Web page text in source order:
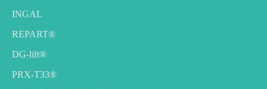
INGAL
REPART®
DG-lift®️
PRX-T33®